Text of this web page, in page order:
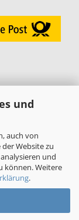
und
auch von
Website zu
und
können. Weitere
.